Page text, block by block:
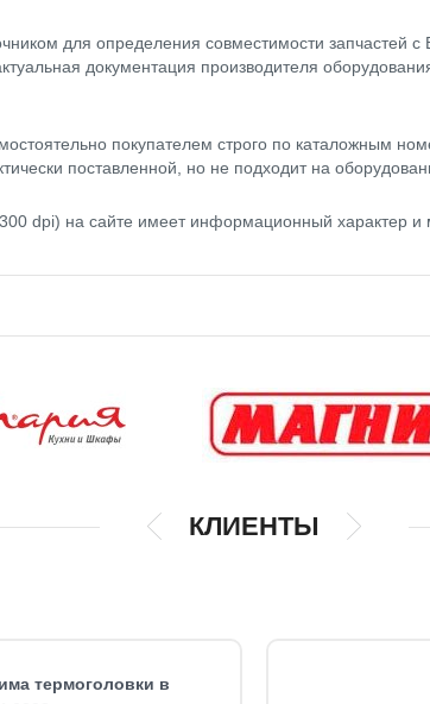
для определения совместимости запчастей
документация производителя
покупателем строго по каталожным
поставленной, но не подходит на
dpi) на сайте имеет информационный характер и
КЛИЕНТЫ
термоголовки в